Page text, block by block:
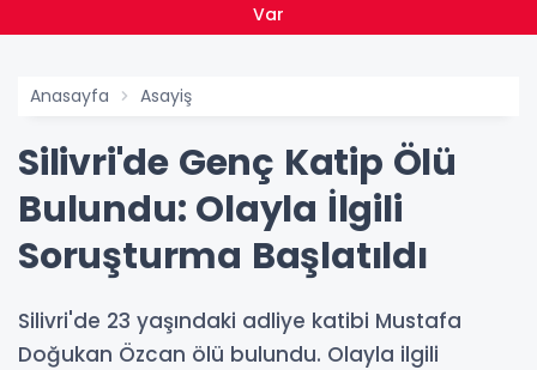
Var
Anasayfa Asayiş
Silivri'de Genç Katip Ölü
Bulundu: Olayla İlgili
Soruşturma Başlatıldı
Silivri'de 23 yaşındaki adliye katibi Mustafa
Doğukan Özcan ölü bulundu. Olayla ilgili